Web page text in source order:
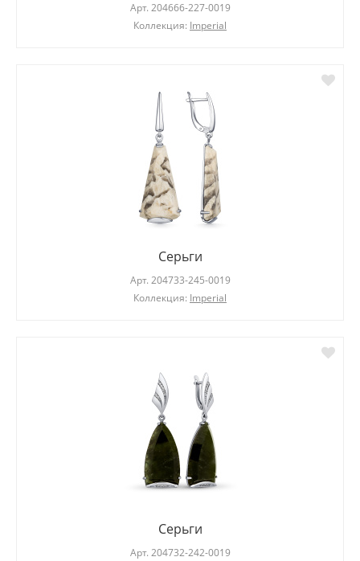
Арт. 204666-227-0019
Коллекция: Imperial
Серьги
Арт. 204733-245-0019
Коллекция: Imperial
Серьги
Арт. 204732-242-0019